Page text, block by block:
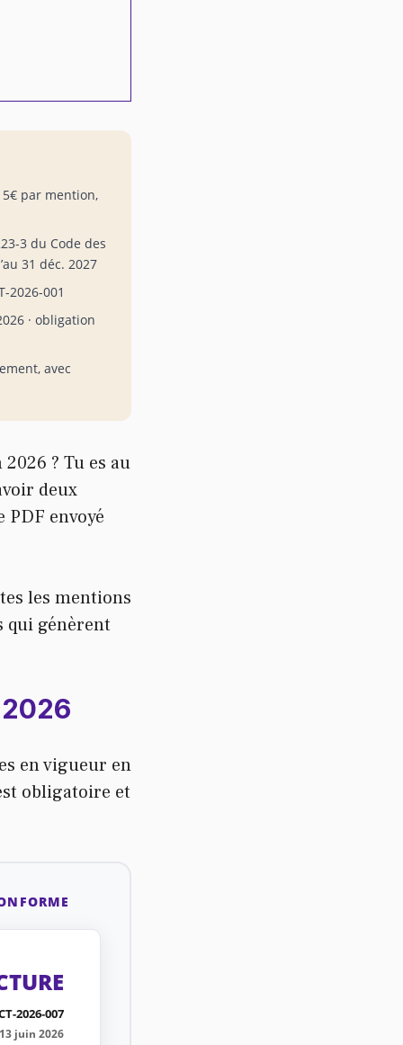
par mention,
3 du Code des
31 déc. 2027
2026-001
· obligation
avec
? Tu es au
deux
envoyé
les mentions
qui génèrent
en vigueur en
obligatoire et
2026-007
13 juin 2026